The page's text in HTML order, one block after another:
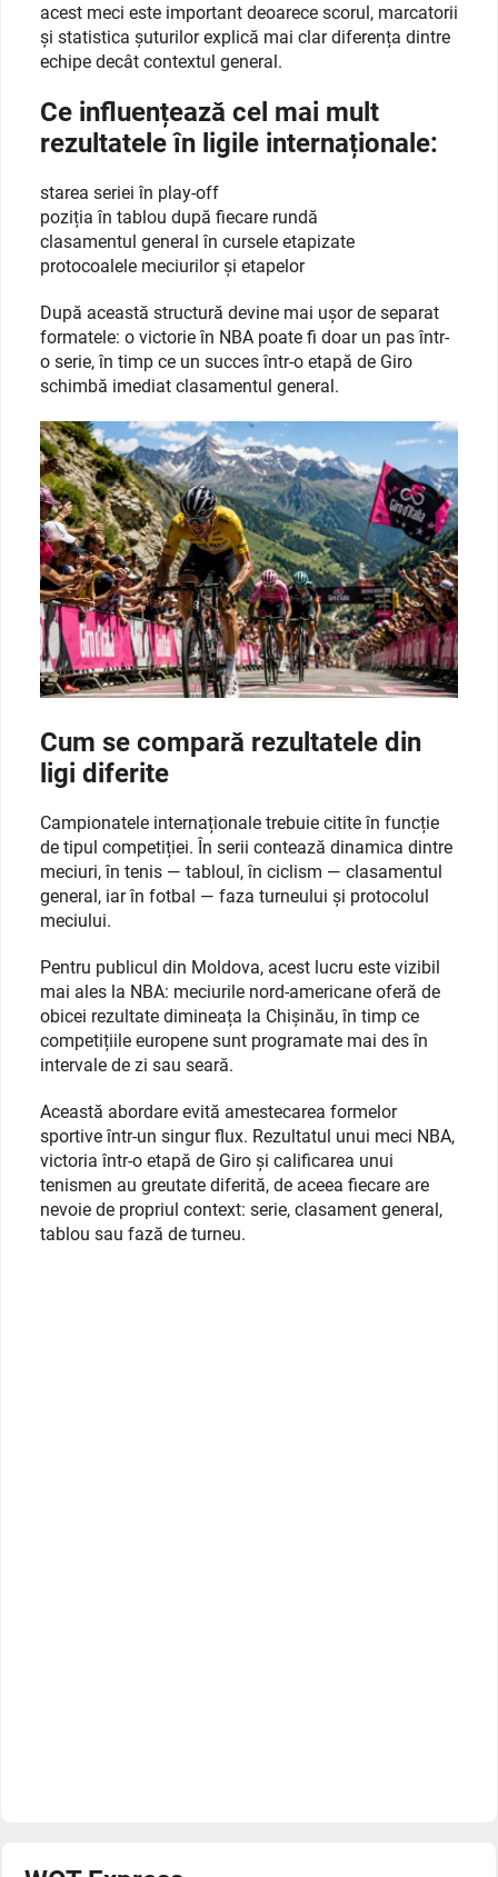
acest meci este important deoarece scorul, marcatorii
și statistica șuturilor explică mai clar diferența dintre
echipe decât contextul general.
Ce influențează cel mai mult
rezultatele în ligile internaționale:
starea seriei în play-off
poziția în tablou după fiecare rundă
clasamentul general în cursele etapizate
protocoalele meciurilor și etapelor
După această structură devine mai ușor de separat
formatele: o victorie în NBA poate fi doar un pas într-
o serie, în timp ce un succes într-o etapă de Giro
schimbă imediat clasamentul general.
Cum se compară rezultatele din
ligi diferite
Campionatele internaționale trebuie citite în funcție
de tipul competiției. În serii contează dinamica dintre
meciuri, în tenis — tabloul, în ciclism — clasamentul
general, iar în fotbal — faza turneului și protocolul
meciului.
Pentru publicul din Moldova, acest lucru este vizibil
mai ales la NBA: meciurile nord-americane oferă de
obicei rezultate dimineața la Chișinău, în timp ce
competițiile europene sunt programate mai des în
intervale de zi sau seară.
Această abordare evită amestecarea formelor
sportive într-un singur flux. Rezultatul unui meci NBA,
victoria într-o etapă de Giro și calificarea unui
tenismen au greutate diferită, de aceea fiecare are
nevoie de propriul context: serie, clasament general,
tablou sau fază de turneu.